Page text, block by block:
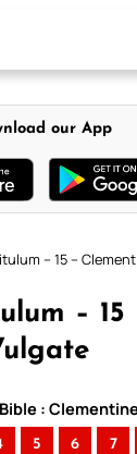
our App
– 15 –
– 15
:
5 6 7